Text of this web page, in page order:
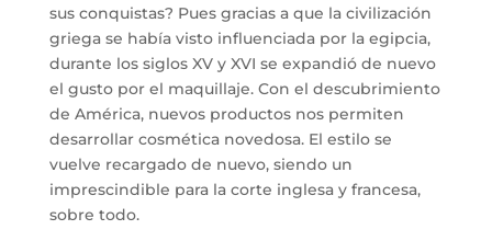
sus conquistas? Pues gracias a que la civilización
griega se había visto influenciada por la egipcia,
durante los siglos XV y XVI se expandió de nuevo
el gusto por el maquillaje. Con el descubrimiento
de América, nuevos productos nos permiten
desarrollar cosmética novedosa. El estilo se
vuelve recargado de nuevo, siendo un
imprescindible para la corte inglesa y francesa,
sobre todo.